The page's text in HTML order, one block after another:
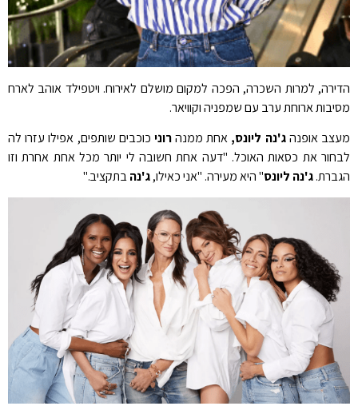
הדירה, למרות השכרה, הפכה למקום מושלם לאירוח. ויטפילד אוהב לארח
מסיבות ארוחת ערב עם שמפניה וקוויאר.
מעצב אופנהג'נה ליונס, אחת ממנהרוני כוכבים שותפים, אפילו עזרו לה
לבחור את כסאות האוכל. "דעה אחת חשובה לי יותר מכל אחת אחרת וזו
הגברת.ג'נה ליונס" היא מעירה. "אני כאילו,ג'נהבתקציב."